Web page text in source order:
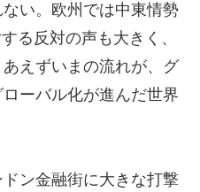
い。欧州では中東情勢
る反対の声も大きく、
えずいまの流れが、グ
ーバル化が進んだ世界
ン金融街に大きな打撃